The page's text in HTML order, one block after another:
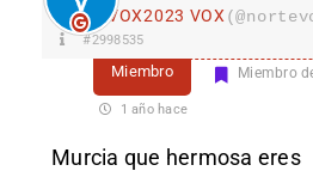
VOX2023 VOX
#2998535
Miembro Miembro
1 año hace
Murcia que hermosa eres